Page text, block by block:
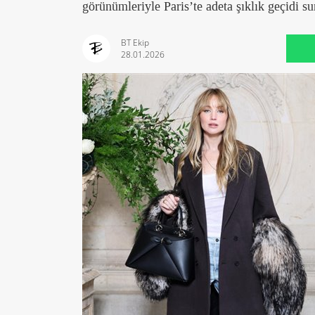
görünümleriyle Paris’te adeta şıklık geçidi
BT Ekip
28.01.2026